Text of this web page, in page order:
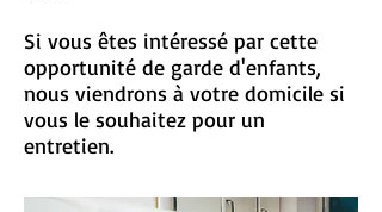
Si vous êtes intéressé par cette
opportunité de garde d'enfants,
nous viendrons à votre domicile si
vous le souhaitez pour un
entretien.